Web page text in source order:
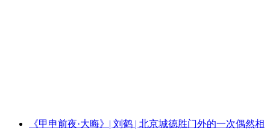
《甲申前夜·大晦》| 刘鹤 | 北京城德胜门外的一次偶然相